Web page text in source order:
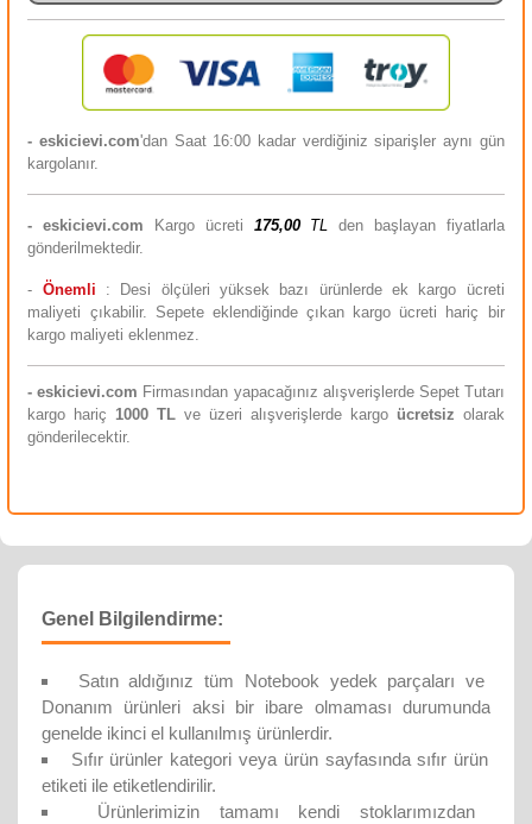
- eskicievi.com'dan Saat 16:00 kadar verdiğiniz siparişler aynı gün
kargolanır.
-eskicievi.com Kargo ücreti 175,00 TL den başlayan fiyatlarla
gönderilmektedir.
- Önemli
: Desi ölçüleri yüksek bazı ürünlerde ek kargo ücreti
maliyeti çıkabilir. Sepete eklendiğinde çıkan kargo ücreti hariç bir
kargo maliyeti eklenmez.
-eskicievi.com Firmasından yapacağınız alışverişlerde Sepet Tutarı
kargo hariç1000 TL ve üzeri alışverişlerde kargo ücretsiz olarak
gönderilecektir.
Genel Bilgilendirme:
Satın aldığınız tüm Notebook yedek parçaları ve
Donanım ürünleri aksi bir ibare olmaması durumunda
genelde ikinci el kullanılmış ürünlerdir.
Sıfır ürünler kategori veya ürün sayfasında sıfır ürün
etiketi ile etiketlendirilir.
Ürünlerimizin tamamı kendi stoklarımızdan